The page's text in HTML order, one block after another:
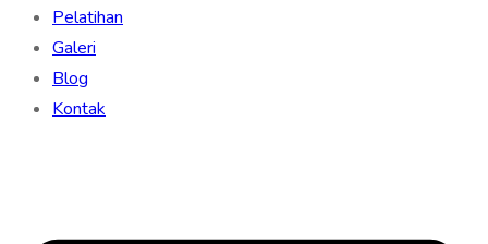
Pelatihan
Galeri
Blog
Kontak